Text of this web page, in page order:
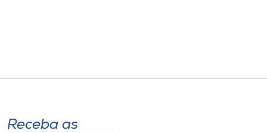
Receba as